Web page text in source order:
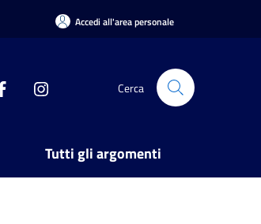
Accedi all'area personale
Cerca
Tutti gli argomenti